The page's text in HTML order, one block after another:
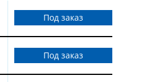
Под заказ
Под заказ